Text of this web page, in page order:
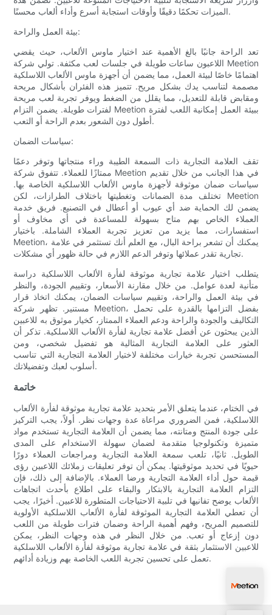
الميزات تحكمًا دقيقًا وأوقات استجابة أسرع وأداء ألعاب محسنًا.
بيئة العمل والراحة:
تعد الراحة جانبًا بالغ الأهمية عند اختيار ماوس الألعاب، حيث يقضي
اللاعبون ساعات طويلة في جلسات لعب مكثفة. تولي شركة Meetion
اهتمامًا خاصًا لبيئة العمل، مما يضمن أن أجهزة ماوس الألعاب اللاسلكية
مصممة لتناسب يدك بشكل مريح. تتميز هذه الفئران بأشكال مريحة
ومقابض قابلة للتعديل، مما يقلل من الضغط ويوفر تجربة لعب مريحة
لفترات طويلة. يضمن التزام Meetion ببيئة العمل إمكانية اللعب لفترة
أطول دون الشعور بعدم الراحة أو التعب.
سياسات الضمان:
تقف العلامة التجارية ذات السمعة الطيبة وراء منتجاتها وتوفر دعمًا
ممتازًا للعملاء. تتفوق شركة Meetion في هذا الجانب من خلال تقديم
سياسات ضمان موثوقة لأجهزة ماوس الألعاب اللاسلكية الخاصة بها.
تختلف مدة الضمانات وتغطيتها باختلاف الطرازات، لكن Meetion
يضمن لك الحماية ضد أي عيوب أو أعطال في التصنيع. فريق خدمة
العملاء الخاص بهم متاح بسهولة للمساعدة في أي مخاوف أو
استفسارات، مما يزيد من تعزيز تجربة العملاء الشاملة. باختيار
Meetion، يمكنك أن تشعر براحة البال، مع العلم أنك تستثمر في علامة
تجارية تقدر عملائها وتوفر الدعم اللازم في حالة ظهور أي مشكلات.
يتطلب اختيار علامة تجارية موثوقة لفأرة الألعاب اللاسلكية دراسة
متأنية لعدة عوامل. من خلال مقارنة الأسعار، وتقييم الجودة، والنظر
في بيئة العمل والراحة، وتقييم سياسات الضمان، يمكنك اتخاذ قرار
مستنير. تظهر شركة Meetion، بفضل التزامها بالقدرة على تحمل
التكاليف والجودة والراحة ودعم العملاء الممتاز، كخيار موثوق به للاعبين
الذين يبحثون عن أفضل علامة تجارية لفأرة الألعاب اللاسلكية. تذكر أن
العثور على العلامة التجارية المثالية هو تفضيل شخصي، ومن
المستحسن تجربة خيارات مختلفة لاختيار العلامة التجارية التي تناسب
أسلوب لعبك وتفضيلاتك.
خاتمة
في الختام، عندما يتعلق الأمر بتحديد علامة تجارية موثوقة لفأرة الألعاب
اللاسلكية، فمن الضروري مراعاة عدة وجهات نظر. أولاً، يجب التركيز
على جودة المنتج ومتانته، مما يضمن أن العلامة التجارية تستخدم مواد
متميزة وتكنولوجيا متقدمة لضمان سهولة الاستخدام على المدى
الطويل. ثانيًا، تلعب سمعة العلامة التجارية ومراجعات العملاء دورًا
حيويًا في تحديد موثوقيتها. يمكن أن توفر تعليقات زملائك اللاعبين رؤى
قيمة حول أداء العلامة التجارية ورضا العملاء. بالإضافة إلى ذلك، فإن
التزام العلامة التجارية بالابتكار والبقاء على اطلاع بأحدث اتجاهات
الألعاب يوضح تفانيها في تلبية الاحتياجات المتطورة للاعبين. أخيرًا، يجب
أن تعطي العلامة التجارية الموثوقة لفأرة الألعاب اللاسلكية الأولوية
للتصميم المريح، وفهم أهمية الراحة وضمان فترات طويلة من اللعب
دون إزعاج أو تعب. من خلال النظر في هذه وجهات النظر، يمكن
للاعبين الاستثمار بثقة في علامة تجارية موثوقة لفأرة الألعاب اللاسلكية
تعمل على تحسين تجربة اللعب الخاصة بهم وزيادة أدائهم.